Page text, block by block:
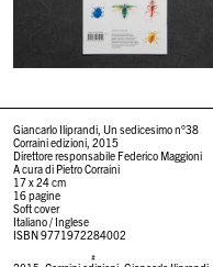
Giancarlo Iliprandi, Un sedicesimo n°38
Corraini edizioni, 2015
Direttore responsabile Federico Maggioni
A cura di Pietro Corraini
17 x 24 cm
16 pagine
Soft cover
Italiano / Inglese
ISBN 9771972284002
#